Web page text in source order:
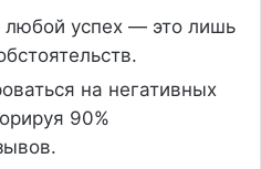
любой успех — это лишь
на негативных
90%